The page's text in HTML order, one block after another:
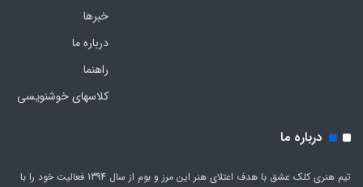
خبرها
درباره ما
راهنما
کلاسهای خوشنویسی
درباره ما
تیم هنری کلک عشق با هدف اعتلای هنر این مرز و بوم از سال 1394 فعالیت خود را با